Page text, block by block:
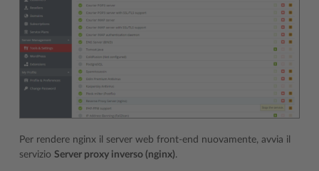
Per rendere nginx il server web front-end nuovamente, avvia il
servizio Server proxy inverso (nginx).